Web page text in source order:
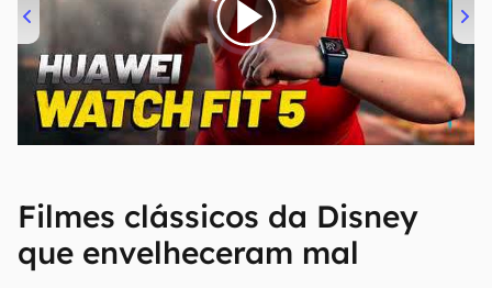
00:00/04:51
Filmes clássicos da Disney
que envelheceram mal